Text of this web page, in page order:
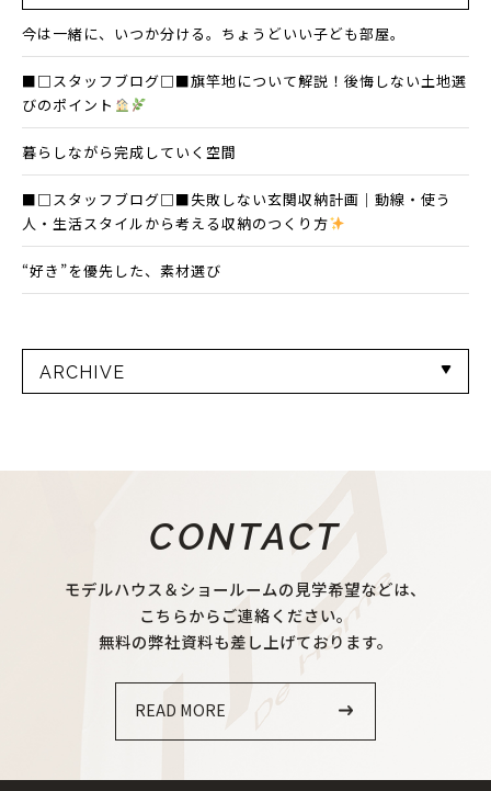
今は一緒に、いつか分ける。ちょうどいい子ども部屋。
■□スタッフブログ□■旗竿地について解説！後悔しない土地選
びのポイント
暮らしながら完成していく空間
■□スタッフブログ□■失敗しない玄関収納計画｜動線・使う
人・生活スタイルから考える収納のつくり方
“好き”を優先した、素材選び
ARCHIVE
CONTACT
モデルハウス＆ショールームの見学希望などは、
こちらからご連絡ください。
無料の弊社資料も差し上げております。
READ MORE